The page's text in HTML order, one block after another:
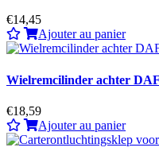
€14,45
Ajouter au panier
Wielremcilinder achter
€18,59
Ajouter au panier